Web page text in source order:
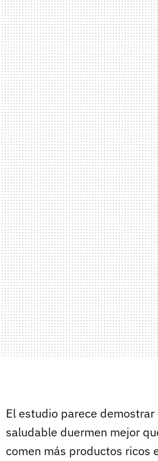
El estudio parece
saludable duermen mejor
comen más productos ricos